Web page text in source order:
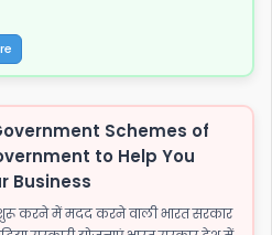
Schemes of
to Help You
Business
शुरू करने में मदद करने वाली भारत सरकार